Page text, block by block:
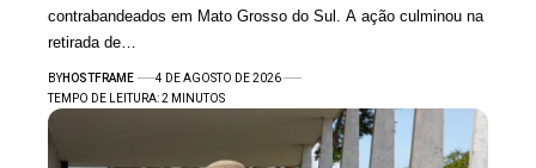
contrabandeados em Mato Grosso do Sul. A ação culminou na
retirada de…
BYHOSTFRAME
4 DE AGOSTO DE 2026
TEMPO DE LEITURA: 2 MINUTOS